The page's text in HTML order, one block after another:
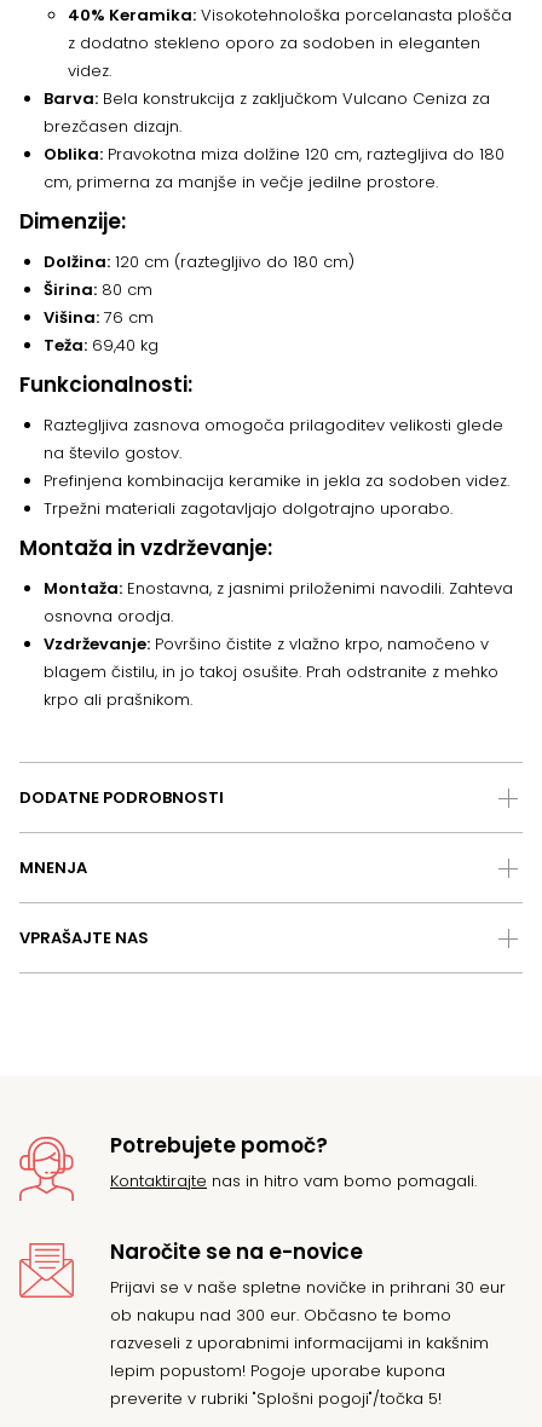
40% Keramika: Visokotehnološka porcelanasta plošča
z dodatno stekleno oporo za sodoben in eleganten
videz.
Barva: Bela konstrukcija z zaključkom Vulcano Ceniza za
brezčasen dizajn.
Oblika: Pravokotna miza dolžine 120 cm, raztegljiva do 180
cm, primerna za manjše in večje jedilne prostore.
Dimenzije:
Dolžina: 120 cm (raztegljivo do 180 cm)
Širina: 80 cm
Višina: 76 cm
Teža: 69,40 kg
Funkcionalnosti:
Raztegljiva zasnova omogoča prilagoditev velikosti glede
na število gostov.
Prefinjena kombinacija keramike in jekla za sodoben videz.
Trpežni materiali zagotavljajo dolgotrajno uporabo.
Montaža in vzdrževanje:
Montaža: Enostavna, z jasnimi priloženimi navodili. Zahteva
osnovna orodja.
Vzdrževanje: Površino čistite z vlažno krpo, namočeno v
blagem čistilu, in jo takoj osušite. Prah odstranite z mehko
krpo ali prašnikom.
DODATNE PODROBNOSTI
MNENJA
VPRAŠAJTE NAS
Potrebujete pomoč?
Kontaktirajte nas in hitro vam bomo pomagali.
Naročite se na e-novice
Prijavi se v naše spletne novičke in prihrani 30 eur
ob nakupu nad 300 eur. Občasno te bomo
razveseli z uporabnimi informacijami in kakšnim
lepim popustom! Pogoje uporabe kupona
preverite v rubriki "Splošni pogoji"/točka 5!